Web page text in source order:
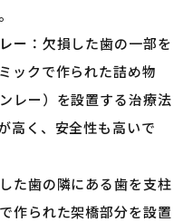
ー ：欠損した歯の一部を
ックで作られた詰め物
レー）を設置する治療法
高く、安全性も高いで
た歯の隣にある歯を支柱
作られた架橋部分を設置